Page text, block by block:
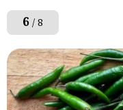
6/ 8